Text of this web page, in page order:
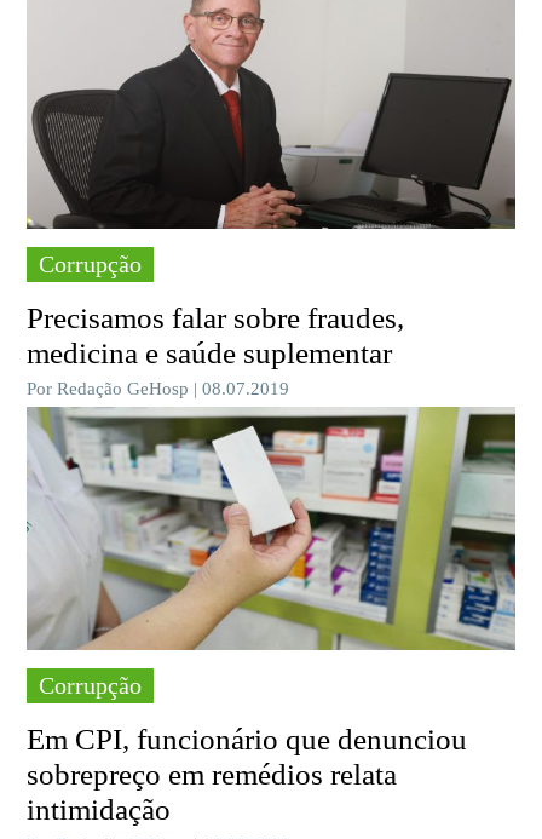
Corrupção
Precisamos falar sobre fraudes,
medicina e saúde suplementar
Por Redação GeHosp | 08.07.2019
Corrupção
Em CPI, funcionário que denunciou
sobrepreço em remédios relata
intimidação